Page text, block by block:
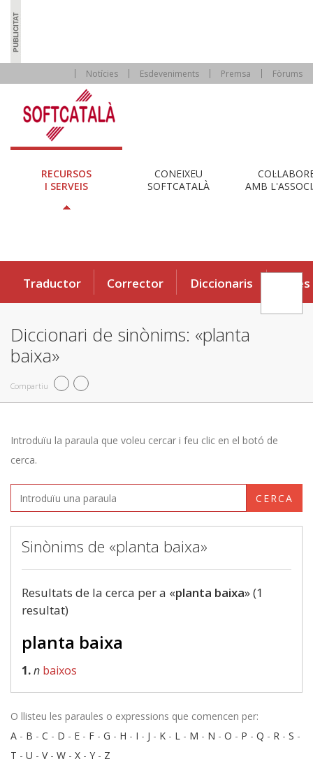
Notícies Esdeveniments Premsa Fòrums
RECURSOS
I SERVEIS
CONEIXEU
SOFTCATALÀ
AMB
Traductor Corrector Diccionaris Eines
Diccionari de sinònims: «planta
baixa»
Compartiu
Introduïu la paraula que voleu cercar i feu clic en el botó de
cerca.
CERCA
Sinònims de «planta baixa»
Resultats de la cerca per a «planta baixa» (1
resultat)
planta baixa
1.n baixos
O llisteu les paraules o expressions que comencen per:
A - B - C - D - E - F - G - H - I - J - K - L - M - N - O - P - Q - R - S -
T - U - V- W - X - Y - Z